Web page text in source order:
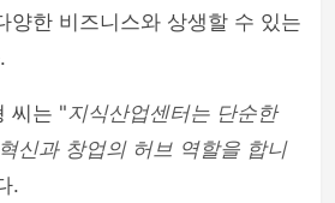
양한 비즈니스와 상생할 수 있는
씨는 "지식산업센터는 단순한
신과 창업의 허브 역할을 합니
.